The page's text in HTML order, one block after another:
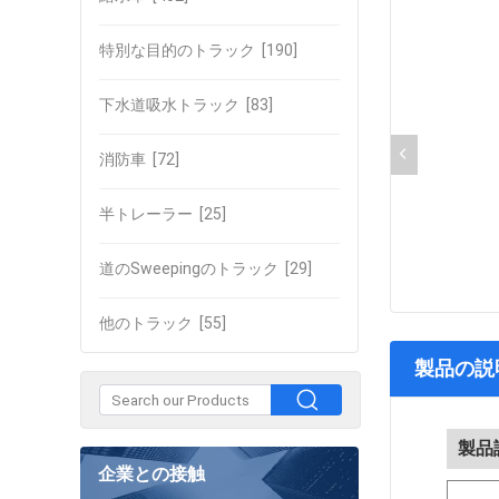
特別な目的のトラック [190]
下水道吸水トラック [83]
消防車 [72]
半トレーラー [25]
道のSweepingのトラック [29]
他のトラック [55]
企業との接触
製品の
製品